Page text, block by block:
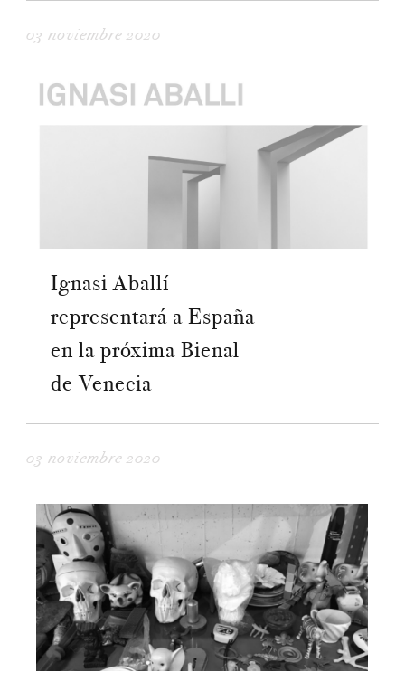
03 noviembre 2020
Ignasi Aballí
representará a España
en la próxima Bienal
de Venecia
03 noviembre 2020